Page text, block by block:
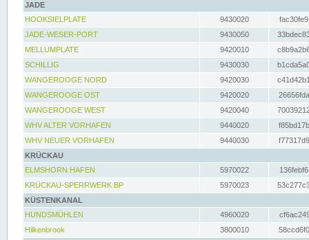
JADE
HOOKSIELPLATE
9430020
JADE-WESER-PORT
9430050
MELLUMPLATE
9420010
SCHILLIG
9430030
WANGEROOGE NORD
9420030
WANGEROOGE OST
9420020
WANGEROOGE WEST
9420040
WHV ALTER VORHAFEN
9440020
WHV NEUER VORHAFEN
9440030
KRÜCKAU
ELMSHORN HAFEN
5970022
KRÜCKAU-SPERRWERK BP
5970023
KÜSTENKANAL
HUNDSMÜHLEN
4960020
Hilkenbrook
3800010